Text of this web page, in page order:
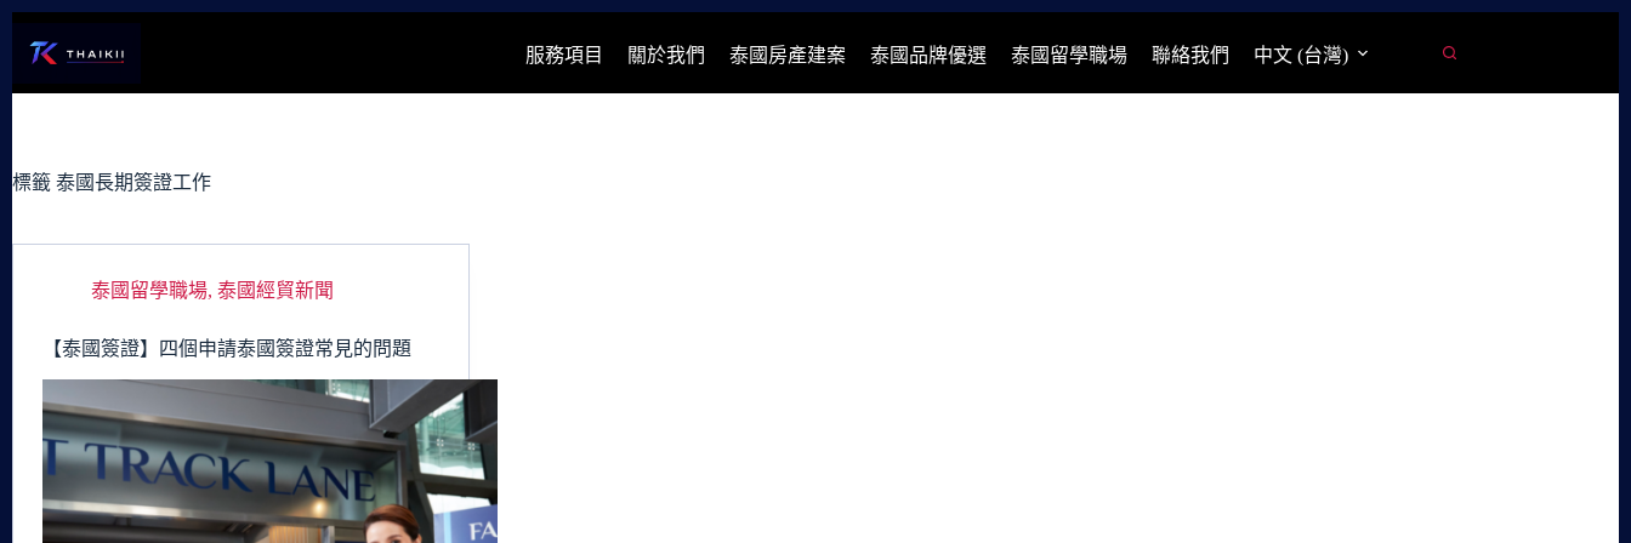
容
服務項目 關於我們 泰國房產建案 泰國品牌優選 泰國留學職場 聯絡我們 中文 (台灣)
標籤 泰國長期簽證工作
泰國留學職場, 泰國經貿新聞
【泰國簽證】四個申請泰國簽證常見的問題